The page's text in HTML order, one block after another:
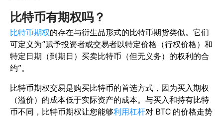
比特币有期权吗？
比特币期权的存在与衍生品形式的比特币期货类似。它们
可定义为“赋予投资者或交易者以特定价格（行权价格）和
特定日期（到期日）买卖比特币（但无义务）的权利的合
约”。
比特币期权交易是购买比特币的首选方式，因为买入期权
（溢价）的成本低于实际资产的成本。与买入和持有比特
币不同，比特币期权让您能够利用杠杆对 BTC 的价格走势